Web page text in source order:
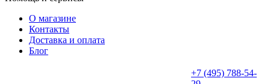
О магазине
Контакты
Доставка и оплата
Блог
+7 (495) 788-54-